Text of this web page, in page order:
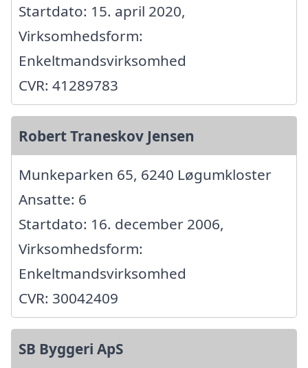
Startdato: 15. april 2020,
Virksomhedsform:
Enkeltmandsvirksomhed
CVR: 41289783
Robert Traneskov Jensen
Munkeparken 65, 6240 Løgumkloster
Ansatte: 6
Startdato: 16. december 2006,
Virksomhedsform:
Enkeltmandsvirksomhed
CVR: 30042409
SB Byggeri ApS